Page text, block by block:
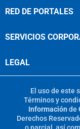
RED DE PORTALES
SERVICIOS
LEGAL
El uso de este
Términos y
Información de
Derechos